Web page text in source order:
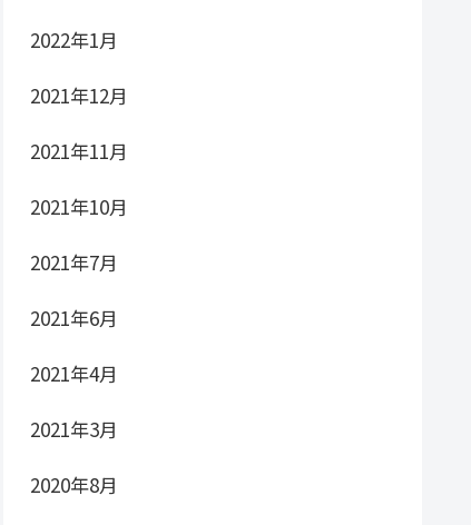
2022年1月
2021年12月
2021年11月
2021年10月
2021年7月
2021年6月
2021年4月
2021年3月
2020年8月